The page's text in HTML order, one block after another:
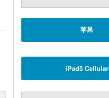
苹果
iPad5 Cellular